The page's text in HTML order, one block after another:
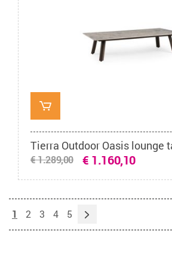
€ 1.160,10
€ 1.289,00
1 2 3 4 5